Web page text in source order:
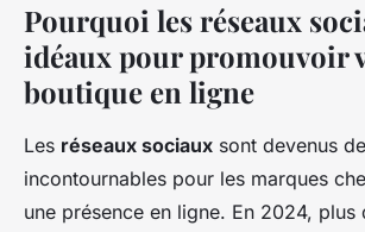
Pourquoi les réseaux
idéaux pour promouvoir
boutique en ligne
Les réseaux sociaux sont devenus
incontournables pour les marques
une présence en ligne. En 2024, plus